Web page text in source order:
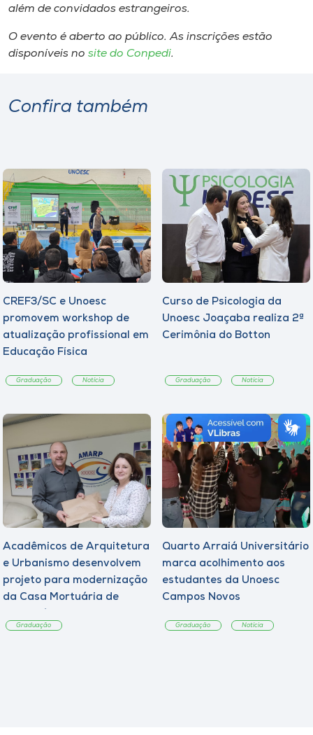
além de convidados estrangeiros.
O evento é aberto ao público. As inscrições estão
disponíveis no site do Conpedi.
Confira também
CREF3/SC e Unoesc
promovem workshop de
atualização profissional em
Educação Física
Graduação Notícia
Curso de Psicologia da
Unoesc Joaçaba realiza 2ª
Cerimônia do Botton
Graduação Notícia
Acadêmicos de Arquitetura
e Urbanismo desenvolvem
projeto para modernização
da Casa Mortuária de
Graduação
Quarto Arraiá Universitário
marca acolhimento aos
estudantes da Unoesc
Campos Novos
Graduação Notícia